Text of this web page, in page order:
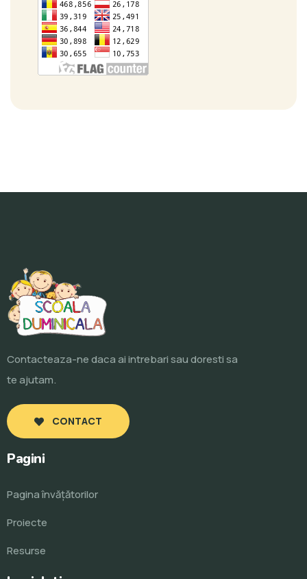
Contacteaza-ne daca ai intrebari sau doresti sa
te ajutam.
CONTACT
Pagini
Pagina învăţătorilor
Proiecte
Resurse